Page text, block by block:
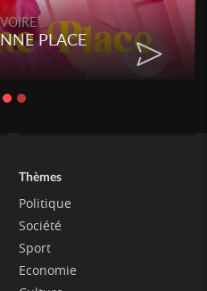
PLACE
Thèmes
Politique
Société
Sport
Economie